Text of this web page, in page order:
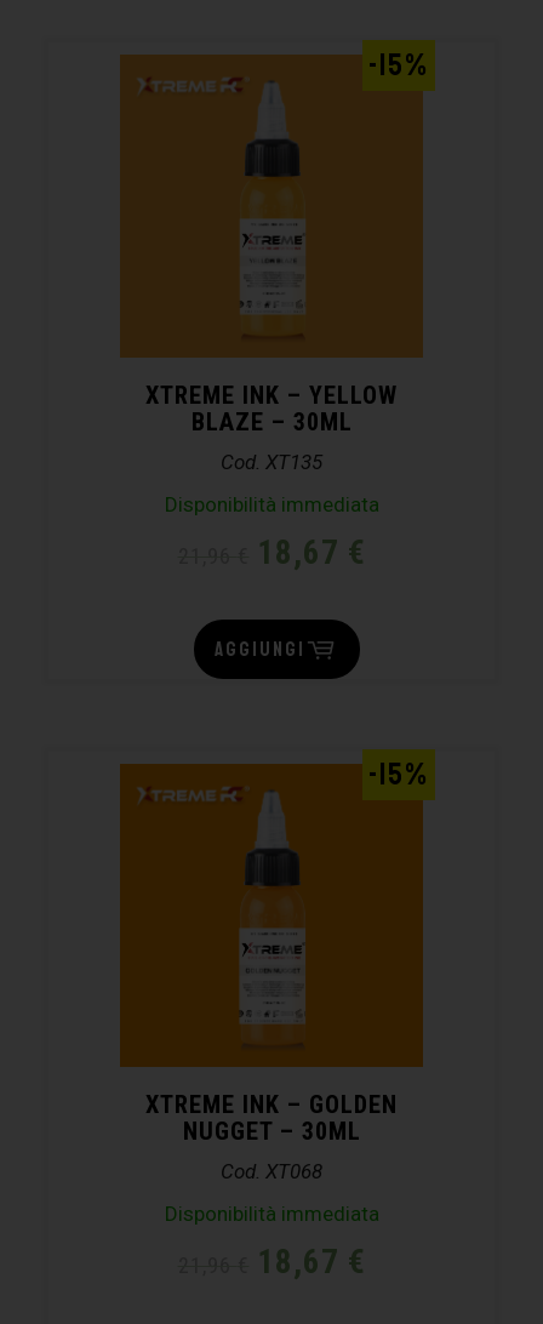
XTREME INK – YELLOW
BLAZE – 30ML
Cod. XT135
Disponibilità immediata
18,67 €
-15%
AGGIUNGI
XTREME INK – GOLDEN
NUGGET – 30ML
Cod. XT068
Disponibilità immediata
18,67 €
-15%